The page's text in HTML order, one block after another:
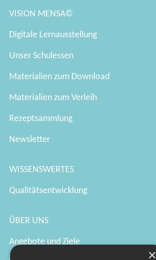
VISION MENSA©
Digitale Lernausstellung
Unser Schulessen
Materialien zum Download
Materialien zum Verleih
Rezeptsammlung
Newsletter
WISSENSWERTES
Qualitätsentwicklung
ÜBER UNS
Angebote und Ziele
×